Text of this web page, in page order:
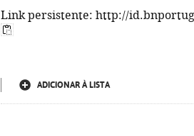
Link persistente: http://
ADICIONAR À LISTA